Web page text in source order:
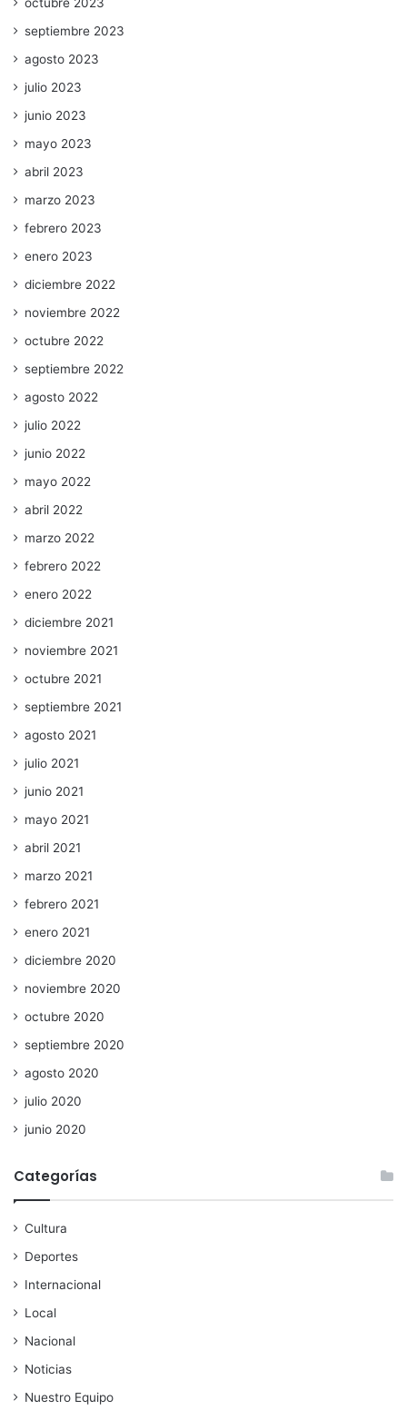
octubre 2023
septiembre 2023
agosto 2023
julio 2023
junio 2023
mayo 2023
abril 2023
marzo 2023
febrero 2023
enero 2023
diciembre 2022
noviembre 2022
octubre 2022
septiembre 2022
agosto 2022
julio 2022
junio 2022
mayo 2022
abril 2022
marzo 2022
febrero 2022
enero 2022
diciembre 2021
noviembre 2021
octubre 2021
septiembre 2021
agosto 2021
julio 2021
junio 2021
mayo 2021
abril 2021
marzo 2021
febrero 2021
enero 2021
diciembre 2020
noviembre 2020
octubre 2020
septiembre 2020
agosto 2020
julio 2020
junio 2020
Categorías
Cultura
Deportes
Internacional
Local
Nacional
Noticias
Nuestro Equipo